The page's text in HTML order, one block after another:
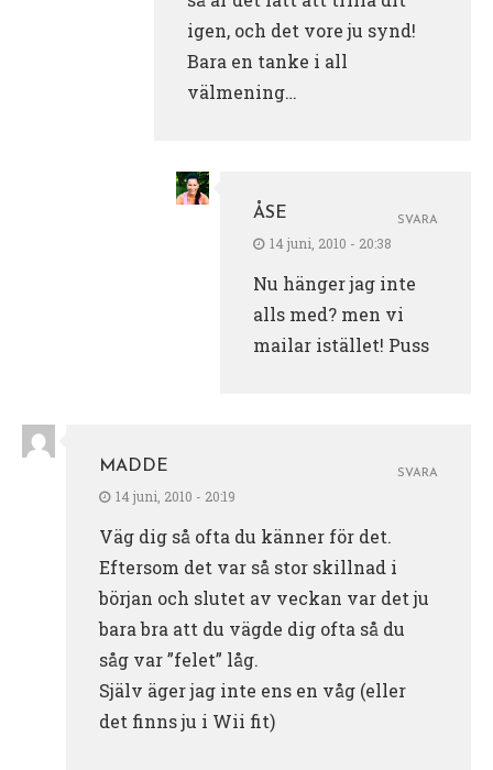
igen, och det vore ju synd!
Bara en tanke i all
välmening…
ÅSE
14 juni, 2010 - 20:38
Nu hänger jag inte
alls med? men vi
mailar istället! Puss
SVARA
MADDE
14 juni, 2010 - 20:19
Väg dig så ofta du känner för det.
Eftersom det var så stor skillnad i
början och slutet av veckan var det ju
bara bra att du vägde dig ofta så du
såg var ”felet” låg.
Själv äger jag inte ens en våg (eller
det finns ju i Wii fit)
SVARA